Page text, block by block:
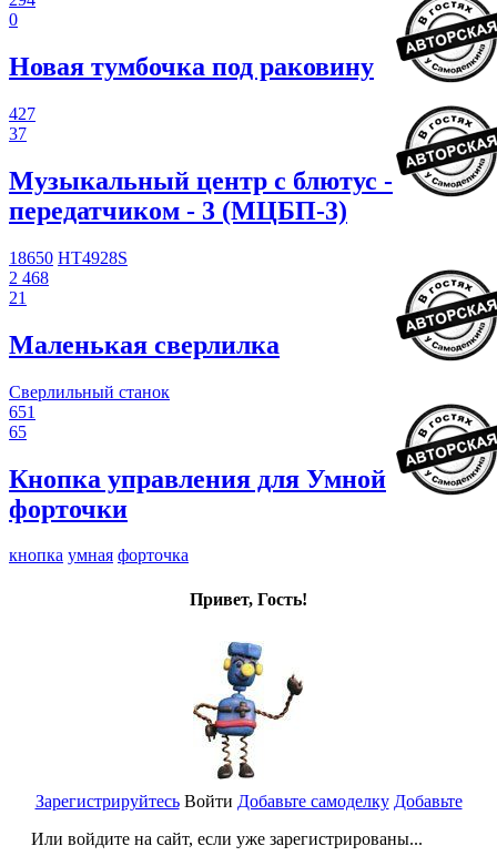
0
Новая тумбочка под раковину
427
37
Музыкальный центр с блютус -
передатчиком - 3 (МЦБП-3)
18650 HT4928S
2 468
21
Маленькая сверлилка
Сверлильный станок
651
65
Кнопка управления для Умной
форточки
кнопка умная форточка
Привет, Гость!
Зарегистрируйтесь
Или войдите на сайт, если уже зарегистрированы...
Войти Добавьте самоделку Добавьте